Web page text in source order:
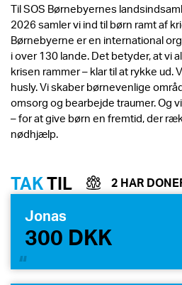
Til SOS Børnebyernes
2026 samler vi ind til børn ramt af
Børnebyerne er en international
i over 130 lande. Det betyder, at vi
krisen rammer – klar til at rykke ud.
husly. Vi skaber børnevenlige
omsorg og bearbejde traumer. Og
– for at give børn en fremtid, der
nødhjælp.
TAKTIL 2 HAR
Jonas
300 DKK